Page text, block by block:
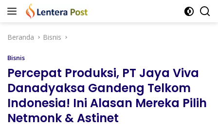
Langsung
Beranda
Bisnis
Bisnis
Percepat Produksi, PT Jaya Viva
Danadyaksa Gandeng Telkom
Indonesia! Ini Alasan Mereka Pilih
Netmonk & Astinet